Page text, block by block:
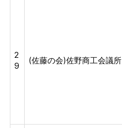
2
9
(佐藤の会)佐野商工会議所